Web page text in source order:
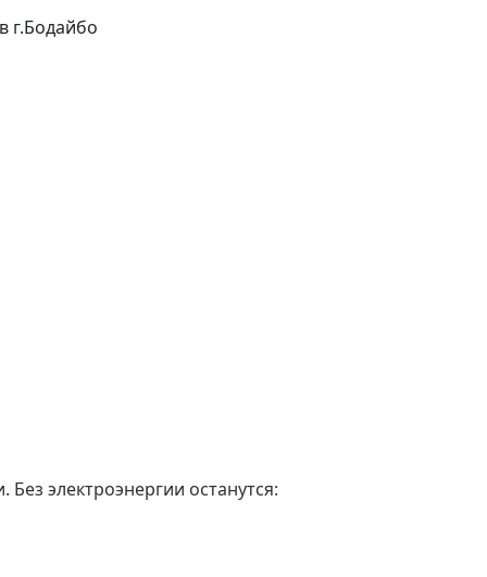
г.Бодайбо
электроэнергии останутся: